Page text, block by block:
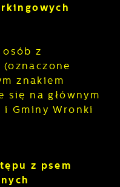
z
znakiem
się na głównym
Gminy Wronki
z psem